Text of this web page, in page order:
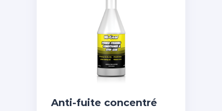
Anti-fuite concentré